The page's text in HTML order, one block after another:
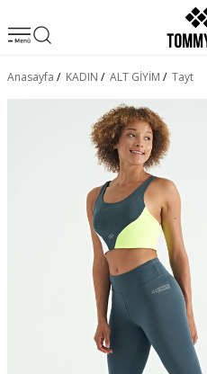
Anasayfa / KADIN / ALT GİYİM / Tayt